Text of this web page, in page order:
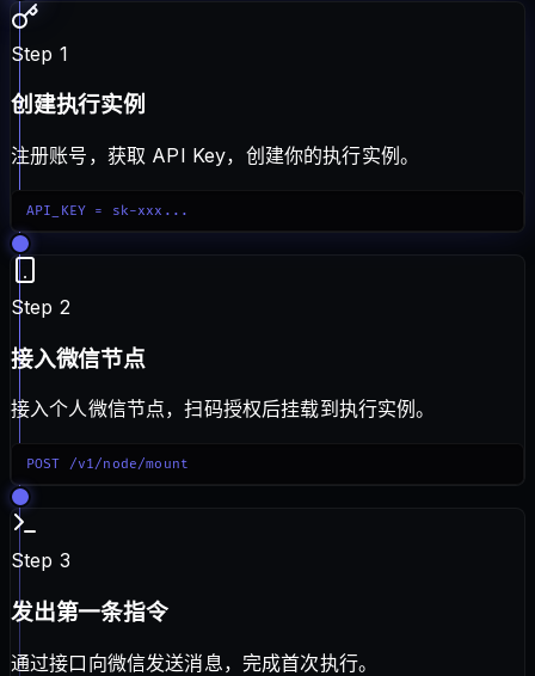
Step 1
创建执行实例
注册账号，获取 API Key，创建你的执行实例。
API_KEY = sk-xxx...
Step 2
接入微信节点
接入个人微信节点，扫码授权后挂载到执行实例。
POST /v1/node/mount
Step 3
发出第一条指令
通过接口向微信发送消息，完成首次执行。